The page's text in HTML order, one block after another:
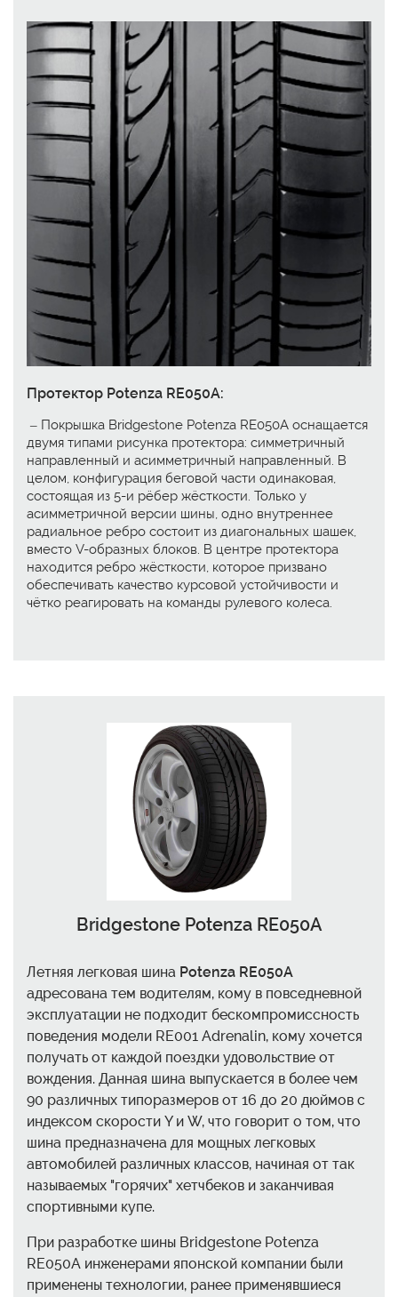
Протектор Potenza RE050A:
– Покрышка Bridgestone Potenza RE050A оснащается
двумя типами рисунка протектора: симметричный
направленный и асимметричный направленный. В
целом, конфигурация беговой части одинаковая,
состоящая из 5-и рёбер жёсткости. Только у
асимметричной версии шины, одно внутреннее
радиальное ребро состоит из диагональных шашек,
вместо V-образных блоков. В центре протектора
находится ребро жёсткости, которое призвано
обеспечивать качество курсовой устойчивости и
чётко реагировать на команды рулевого колеса.
Bridgestone Potenza RE050A
Летняя легковая шина Potenza RE050A
адресована тем водителям, кому в повседневной
эксплуатации не подходит бескомпромиссность
поведения модели RE001 Adrenalin, кому хочется
получать от каждой поездки удовольствие от
вождения. Данная шина выпускается в более чем
90 различных типоразмеров от 16 до 20 дюймов с
индексом скорости Y и W, что говорит о том, что
шина предназначена для мощных легковых
автомобилей различных классов, начиная от так
называемых "горячих" хетчбеков и заканчивая
спортивными купе.
При разработке шины Bridgestone Potenza
RE050A инженерами японской компании были
применены технологии, ранее применявшиеся